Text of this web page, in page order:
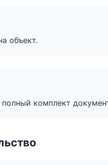
объект.
комплект